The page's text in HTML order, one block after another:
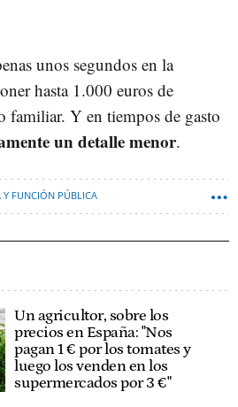
unos segundos en la
hasta 1.000 euros de
familiar. Y en tiempos de gasto
un detalle menor.
Y FUNCIÓN PÚBLICA
Un agricultor, sobre los
precios en España: "Nos
pagan 1 € por los tomates y
luego los venden en los
supermercados por 3 €"